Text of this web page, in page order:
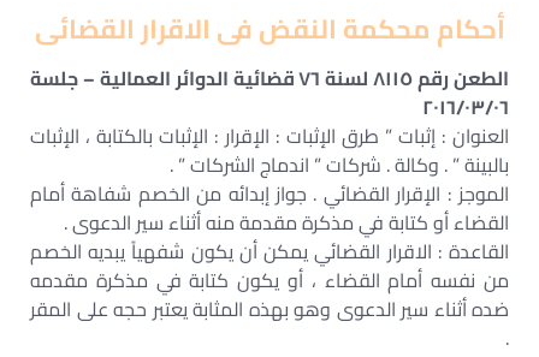
أحكام محكمة النقض فى الاقرار القضائى
الطعن رقم ٨١١٥ لسنة ٧٦ قضائية الدوائر العمالية – جلسة
٢٠١٦/٠٣/٠٦
العنوان : إثبات ” طرق الإثبات : الإقرار : الإثبات بالكتابة ، الإثبات
بالبينة ” . وكالة . شركات ” اندماج الشركات ” .
الموجز : الإقرار القضائي . جواز إبدائه من الخصم شفاهة أمام
القضاء أو كتابة في مذكرة مقدمة منه أثناء سير الدعوى .
القاعدة : الاقرار القضائي يمكن أن يكون شفهياً يبديه الخصم
من نفسه أمام القضاء ، أو يكون كتابة في مذكرة مقدمه
ضده أثناء سير الدعوى وهو بهذه المثابة يعتبر حجه على المقر
.